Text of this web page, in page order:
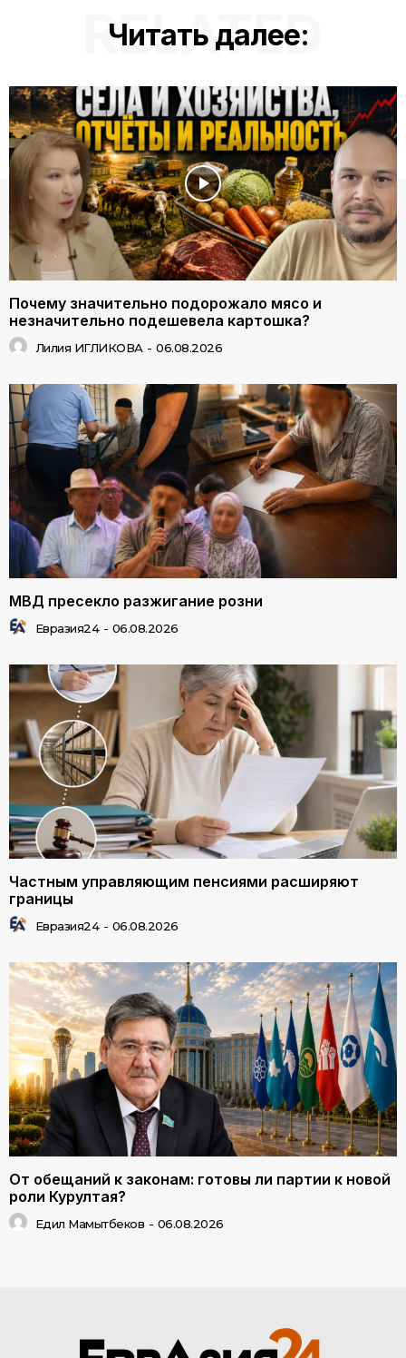
Читать далее:
RELATED
Почему значительно подорожало мясо и
незначительно подешевела картошка?
Лилия ИГЛИКОВА - 06.08.2026
МВД пресекло разжигание розни
Евразия24 - 06.08.2026
Частным управляющим пенсиями расширяют
границы
Евразия24 - 06.08.2026
От обещаний к законам: готовы ли партии к новой
роли Курултая?
Едил Мамытбеков - 06.08.2026